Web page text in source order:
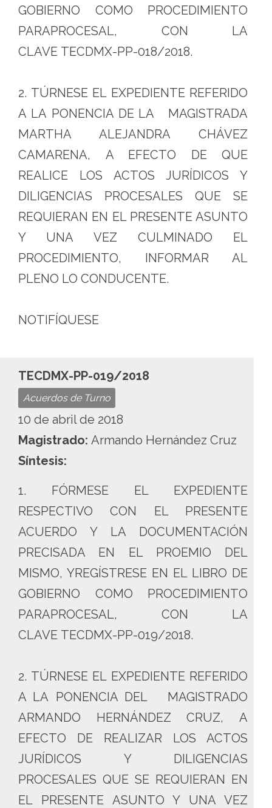
GOBIERNO COMO PROCEDIMIENTO
PARAPROCESAL, CON LA
CLAVE TECDMX-PP-018/2018.
2. TÚRNESE EL EXPEDIENTE REFERIDO
A LA PONENCIA DE LA MAGISTRADA
MARTHA ALEJANDRA CHÁVEZ
CAMARENA, A EFECTO DE QUE
REALICE LOS ACTOS JURÍDICOS Y
DILIGENCIAS PROCESALES QUE SE
REQUIERAN EN EL PRESENTE ASUNTO
Y UNA VEZ CULMINADO EL
PROCEDIMIENTO, INFORMAR AL
PLENO LO CONDUCENTE.
NOTIFÍQUESE
TECDMX-PP-019/2018
Acuerdos de Turno
10 de abril de 2018
Magistrado: Armando Hernández Cruz
Síntesis:
1. FÓRMESE EL EXPEDIENTE
RESPECTIVO CON EL PRESENTE
ACUERDO Y LA DOCUMENTACIÓN
PRECISADA EN EL PROEMIO DEL
MISMO, YREGÍSTRESE EN EL LIBRO DE
GOBIERNO COMO PROCEDIMIENTO
PARAPROCESAL, CON LA
CLAVE TECDMX-PP-019/2018.
2. TÚRNESE EL EXPEDIENTE REFERIDO
A LA PONENCIA DEL MAGISTRADO
ARMANDO HERNÁNDEZ CRUZ, A
EFECTO DE REALIZAR LOS ACTOS
JURÍDICOS Y DILIGENCIAS
PROCESALES QUE SE REQUIERAN EN
EL PRESENTE ASUNTO Y UNA VEZ